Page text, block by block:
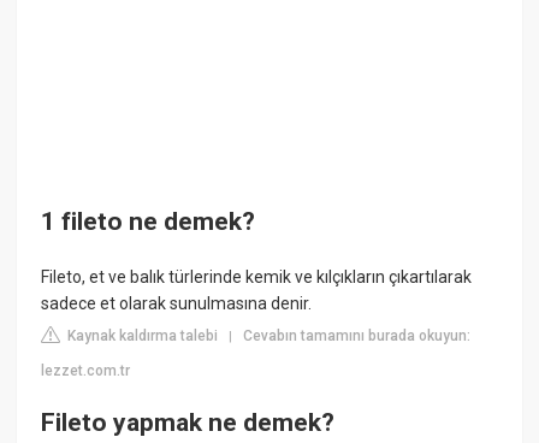
1 fileto ne demek?
Fileto, et ve balık türlerinde kemik ve kılçıkların çıkartılarak
sadece et olarak sunulmasına denir.
Kaynak kaldırma talebi |Cevabın tamamını burada okuyun:
lezzet.com.tr
Fileto yapmak ne demek?